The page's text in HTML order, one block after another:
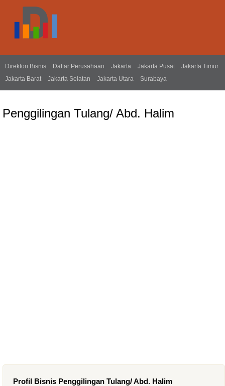
Direktori Bisnis Daftar Perusahaan Jakarta Jakarta Pusat
Jakarta Timur
Jakarta Barat
Jakarta Selatan Jakarta Utara Surabaya
Penggilingan Tulang/ Abd. Halim
Profil Bisnis Penggilingan Tulang/ Abd. Halim